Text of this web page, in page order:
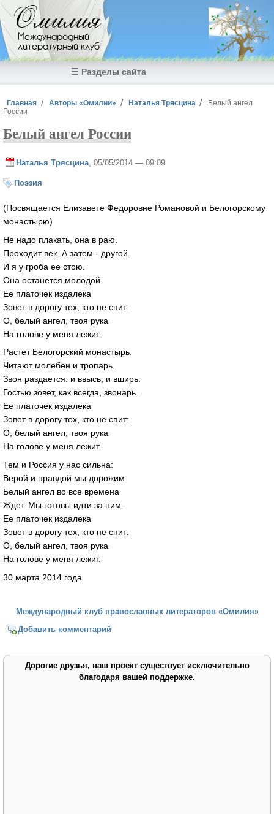
Перейти к основному содержанию
Омилия
Международный
литературный клуб
☰ Разделы сайта
Вы здесь
Главная Авторы «Омилии» Наталья Трясцина
Белый ангел
России
Белый ангел России
Наталья Трясцина , 05/05/2014 — 09:09
Поэзия
(Посвящается Елизавете Федоровне Романовой и Белогорскому
монастырю)
Не надо плакать, она в раю.
Проходит век. А затем - другой.
И я у гроба ее стою.
Она останется молодой.
Ее платочек издалека
Зовет в дорогу тех, кто не спит:
О, белый ангел, твоя рука
На голове у меня лежит.
Растет Белогорский монастырь.
Читают молебен и тропарь.
Звон раздается: и ввысь, и вширь.
Гостью зовет, как всегда, звонарь.
Ее платочек издалека
Зовет в дорогу тех, кто не спит:
О, белый ангел, твоя рука
На голове у меня лежит.
Тем и Россия у нас сильна:
Верой и правдой мы дорожим.
Белый ангел во все времена
Ждет. Мы готовы идти за ним.
Ее платочек издалека
Зовет в дорогу тех, кто не спит:
О, белый ангел, твоя рука
На голове у меня лежит.
30 марта 2014 года
Международный клуб православных литераторов «Омилия»
Добавить комментарий
Дорогие друзья, наш проект существует исключительно
благодаря вашей поддержке.